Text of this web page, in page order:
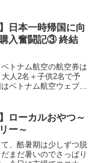
日本一時帰国に向
入奮闘記③ 終結
トナム航空の航空券は
人2名＋子供2名で予
ベトナム航空ウェブサ
ローカルおやつ～
ー～
、酷暑期は少しずつ脱
まだ暑いのでさっぱり